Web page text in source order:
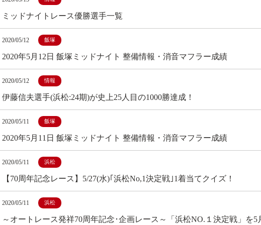
ミッドナイトレース優勝選手一覧
2020/05/12 飯塚
2020年5月12日 飯塚ミッドナイト 整備情報・消音マフラー成績
2020/05/12 情報
伊藤信夫選手(浜松:24期)が史上25人目の1000勝達成！
2020/05/11 飯塚
2020年5月11日 飯塚ミッドナイト 整備情報・消音マフラー成績
2020/05/11 浜松
【70周年記念レース】5/27(水)｢浜松No,1決定戦｣1着当てクイズ！
2020/05/11 浜松
～オートレース発祥70周年記念･企画レース～「浜松NO.１決定戦」を5